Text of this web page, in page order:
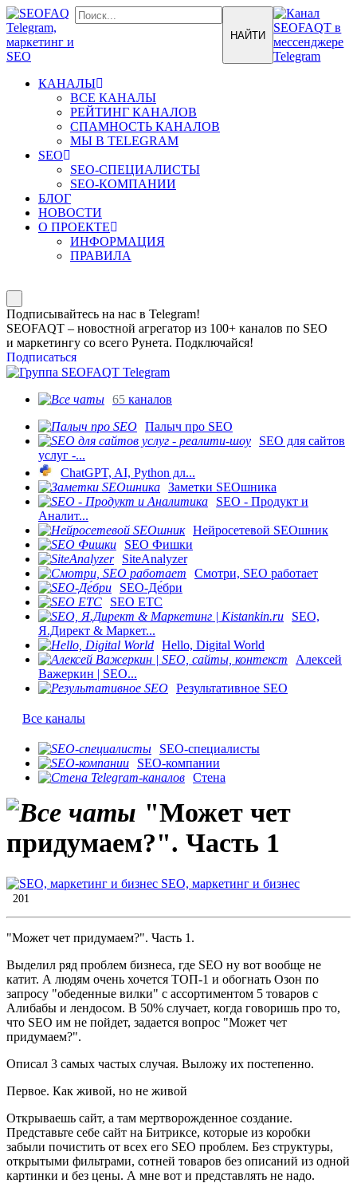
КАНАЛЫ
ВСЕ КАНАЛЫ
РЕЙТИНГ КАНАЛОВ
СПАМНОСТЬ КАНАЛОВ
МЫ В TELEGRAM
SEO
SEO-СПЕЦИАЛИСТЫ
SEO-КОМПАНИИ
БЛОГ
НОВОСТИ
О ПРОЕКТЕ
ИНФОРМАЦИЯ
ПРАВИЛА
Подписывайтесь на нас в Telegram!
SEOFAQT – новостной агрегатор из 100+ каналов по SEO
и маркетингу со всего Рунета. Подключайся!
Подписаться
65 каналов
Палыч про SEO
SEO для сайтов
услуг -...
ChatGPT, AI, Python дл...
Заметки SEOшника
SEO - Продукт и
Аналит...
Нейросетевой SEOшник
SEO Фишки
SiteAnalyzer
Смотри, SEO работает
SEO-Де́бри
SEO ETC
SEO,
Я.Директ & Маркет...
Hello, Digital World
Алексей
Важеркин | SEO...
Результативное SEO
Все каналы
SEO-специалисты
SEO-компании
Стена
"Может чет
придумаем?". Часть 1
SEO, маркетинг и бизнес
201
"Может чет придумаем?". Часть 1.
Выделил ряд проблем бизнеса, где SEO ну вот вообще не
катит. А людям очень хочется ТОП-1 и обогнать Озон по
запросу "обеденные вилки" с ассортиментом 5 товаров с
Алибабы и лендосом. В 50% случает, когда говоришь про то,
что SEO им не пойдет, задается вопрос "Может чет
придумаем?".
Описал 3 самых частых случая. Выложу их постепенно.
Первое. Как живой, но не живой
Открываешь сайт, а там мертворожденное создание.
Представьте себе сайт на Битриксе, которые из коробки
забыли почистить от всех его SEO проблем. Без структуры,
открытыми фильтрами, сотней товаров без описаний из одной
картинки и без цены. А мне вот и представлять не надо.